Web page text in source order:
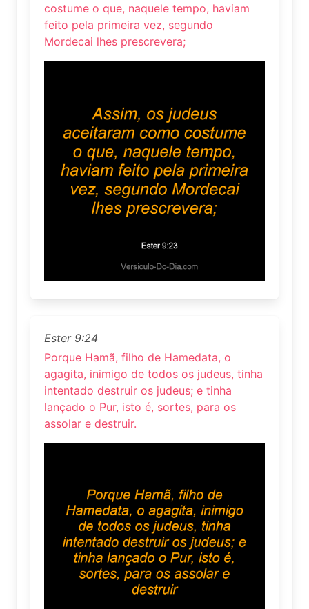
costume o que, naquele tempo, haviam
feito pela primeira vez, segundo
Mordecai lhes prescrevera;
Ester 9:24
Porque Hamã, filho de Hamedata, o
agagita, inimigo de todos os judeus, tinha
intentado destruir os judeus; e tinha
lançado o Pur, isto é, sortes, para os
assolar e destruir.